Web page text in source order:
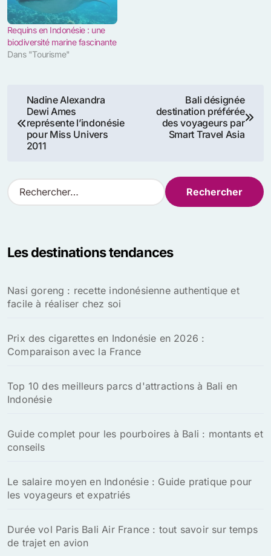
Requins en Indonésie : une
biodiversité marine fascinante
Dans "Tourisme"
Navigation
de
l’article
Nadine Alexandra
Dewi Ames
représente l’indonésie
pour Miss Univers
2011
Bali désignée
destination préférée
des voyageurs par
Smart Travel Asia
R
e
r
e
r
Les destinations tendances
Nasi goreng : recette indonésienne authentique et
facile à réaliser chez soi
Prix des cigarettes en Indonésie en 2026 :
Comparaison avec la France
Top 10 des meilleurs parcs d'attractions à Bali en
Indonésie
Guide complet pour les pourboires à Bali : montants et
conseils
Le salaire moyen en Indonésie : Guide pratique pour
les voyageurs et expatriés
Durée vol Paris Bali Air France : tout savoir sur temps
de trajet en avion